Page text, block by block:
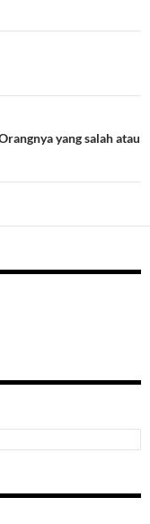
yang salah atau